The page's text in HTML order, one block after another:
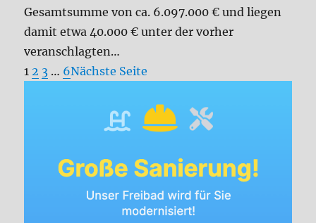
Gesamtsumme von ca. 6.097.000 € und liegen
damit etwa 40.000 € unter der vorher
veranschlagten…
1 2 3 … 6Nächste Seite